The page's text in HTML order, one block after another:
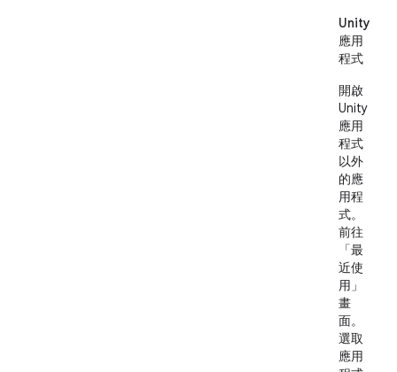
Unity
應用
程式
開啟
Unity
應用
程式
以外
的應
用程
式。
前往
「最
近使
用」
畫
面。
選取
應用